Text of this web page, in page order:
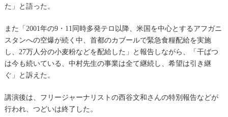
た」と語った。
また「2001年の9・11同時多発テロ以降、米国を中心とするアフガニ
スタンへの空爆が続く中、首都のカブールで緊急食糧配給を実施
し、27万人分の小麦粉などを配給した」と報告しながら、「干ばつ
は今も続いている、中村先生の事業は全て継続し、希望は引き継
ぐ」と訴えた。
講演後は、フリージャーナリストの西谷文和さんの特別報告などが
行われ、つどいは終了した。